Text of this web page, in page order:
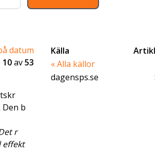
datum
10av53
b
r
effekt
Källa
« Alla källor
dagensps.se